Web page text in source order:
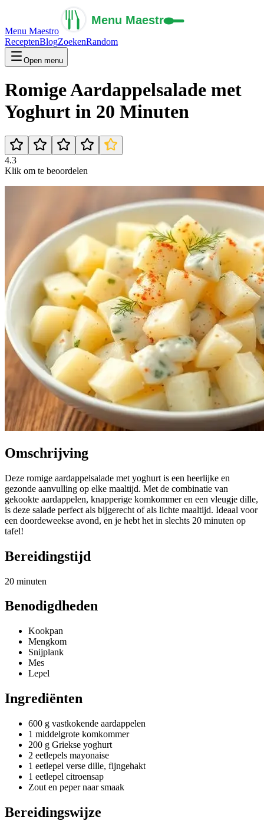
Menu Maestro
ReceptenBlogZoekenRandom
Open menu
Romige Aardappelsalade met
Yoghurt in 20 Minuten
4.3
Klik om te beoordelen
Omschrijving
Deze romige aardappelsalade met yoghurt is een heerlijke en
gezonde aanvulling op elke maaltijd. Met de combinatie van
gekookte aardappelen, knapperige komkommer en een vleugje dille,
is deze salade perfect als bijgerecht of als lichte maaltijd. Ideaal voor
een doordeweekse avond, en je hebt het in slechts 20 minuten op
tafel!
Bereidingstijd
20 minuten
Benodigdheden
Kookpan
Mengkom
Snijplank
Mes
Lepel
Ingrediënten
600 g vastkokende aardappelen
1 middelgrote komkommer
200 g Griekse yoghurt
2 eetlepels mayonaise
1 eetlepel verse dille, fijngehakt
1 eetlepel citroensap
Zout en peper naar smaak
Bereidingswijze